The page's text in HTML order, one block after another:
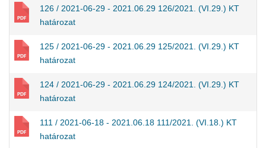
126 / 2021-06-29 - 2021.06.29 126/2021. (VI.29.) KT
határozat
125 / 2021-06-29 - 2021.06.29 125/2021. (VI.29.) KT
határozat
124 / 2021-06-29 - 2021.06.29 124/2021. (VI.29.) KT
határozat
111 / 2021-06-18 - 2021.06.18 111/2021. (VI.18.) KT
határozat